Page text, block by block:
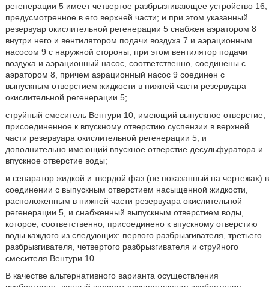
регенерации 5 имеет четвертое разбрызгивающее устройство 16,
предусмотренное в его верхней части; и при этом указанный
резервуар окислительной регенерации 5 снабжен аэратором 8
внутри него и вентилятором подачи воздуха 7 и аэрационным
насосом 9 с наружной стороны, при этом вентилятор подачи
воздуха и аэрационный насос, соответственно, соединены с
аэратором 8, причем аэрационный насос 9 соединен с
выпускным отверстием жидкости в нижней части резервуара
окислительной регенерации 5;
струйный смеситель Вентури 10, имеющий выпускное отверстие,
присоединенное к впускному отверстию суспензии в верхней
части резервуара окислительной регенерации 5, и
дополнительно имеющий впускное отверстие десульфуратора и
впускное отверстие воды;
и сепаратор жидкой и твердой фаз (не показанный на чертежах) в
соединении с выпускным отверстием насыщенной жидкости,
расположенным в нижней части резервуара окислительной
регенерации 5, и снабженный выпускным отверстием воды,
которое, соответственно, присоединено к впускному отверстию
воды каждого из следующих: первого разбрызгивателя, третьего
разбрызгивателя, четвертого разбрызгивателя и струйного
смесителя Вентури 10.
В качестве альтернативного варианта осуществления